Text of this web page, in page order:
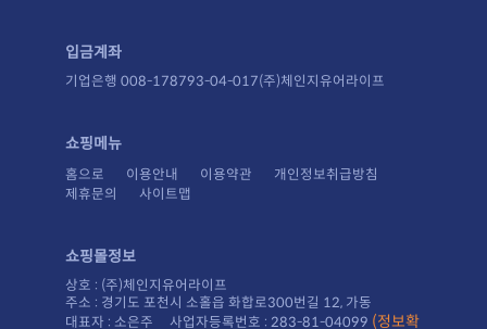
입금계좌
기업은행 008-178793-04-017(주)체인지유어라이프
쇼핑메뉴
홈으로 이용안내 이용약관
개인정보취급방침
제휴문의
사이트맵
쇼핑몰정보
상호 : (주)체인지유어라이프
주소 : 경기도 포천시 소홀읍 화합로300번길 12, 가동
대표자 : 소은주 사업자등록번호 : 283-81-04099